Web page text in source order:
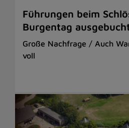
Führungen beim
Burgentag
Große Nachfrage / Auch
voll